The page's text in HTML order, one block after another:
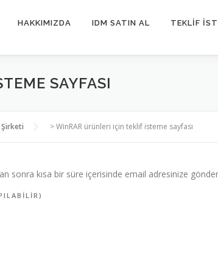
HAKKIMIZDA IDM SATIN AL TEKLIF
SAYFASI
>WinRAR ürünleri için teklif isteme sayfası
sonra kısa bir süre içerisinde email adresinize